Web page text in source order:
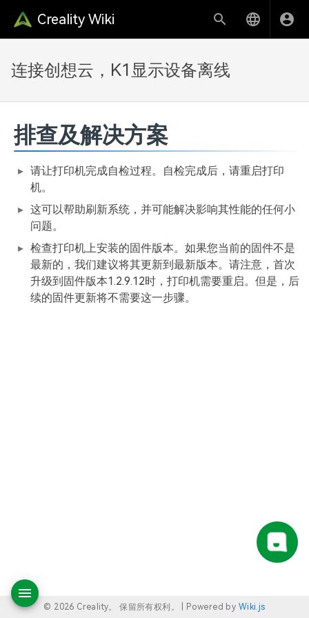
Creality Wiki
连接创想云，K1显示设备离线
排查及解决方案
请让打印机完成自检过程。自检完成后，请重启打印
机。
这可以帮助刷新系统，并可能解决影响其性能的任何小
问题。
检查打印机上安装的固件版本。如果您当前的固件不是
最新的，我们建议将其更新到最新版本。请注意，首次
升级到固件版本1.2.9.12时，打印机需要重启。但是，后
续的固件更新将不需要这一步骤。
© 2026 Creality。 保留所有权利。 | Powered by Wiki.js